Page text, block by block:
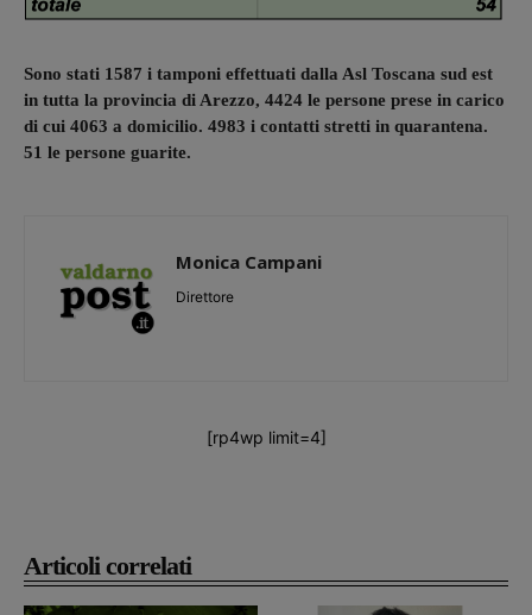
Articoli correlati
Sono stati 1587 i tamponi effettuati dalla Asl Toscana sud est
in tutta la provincia di Arezzo, 4424 le persone prese in carico
di cui 4063 a domicilio. 4983 i contatti stretti in quarantena.
51 le persone guarite.
Monica Campani
Direttore
[rp4wp limit=4]